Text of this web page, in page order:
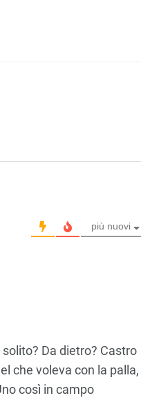
più nuovi
Da dietro? Castro
che voleva con la palla,
così in campo